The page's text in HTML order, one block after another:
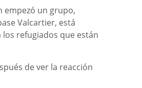
empezó un grupo,
Valcartier, está
refugiados que están
de ver la reacción